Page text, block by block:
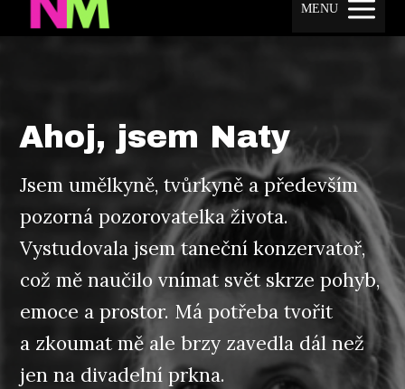
MENU
Ahoj, jsem Naty
Jsem umělkyně, tvůrkyně a především
pozorná pozorovatelka života.
Vystudovala jsem taneční konzervatoř,
což mě naučilo vnímat svět skrze pohyb,
emoce a prostor. Má potřeba tvořit
a zkoumat mě ale brzy zavedla dál než
jen na divadelní prkna.